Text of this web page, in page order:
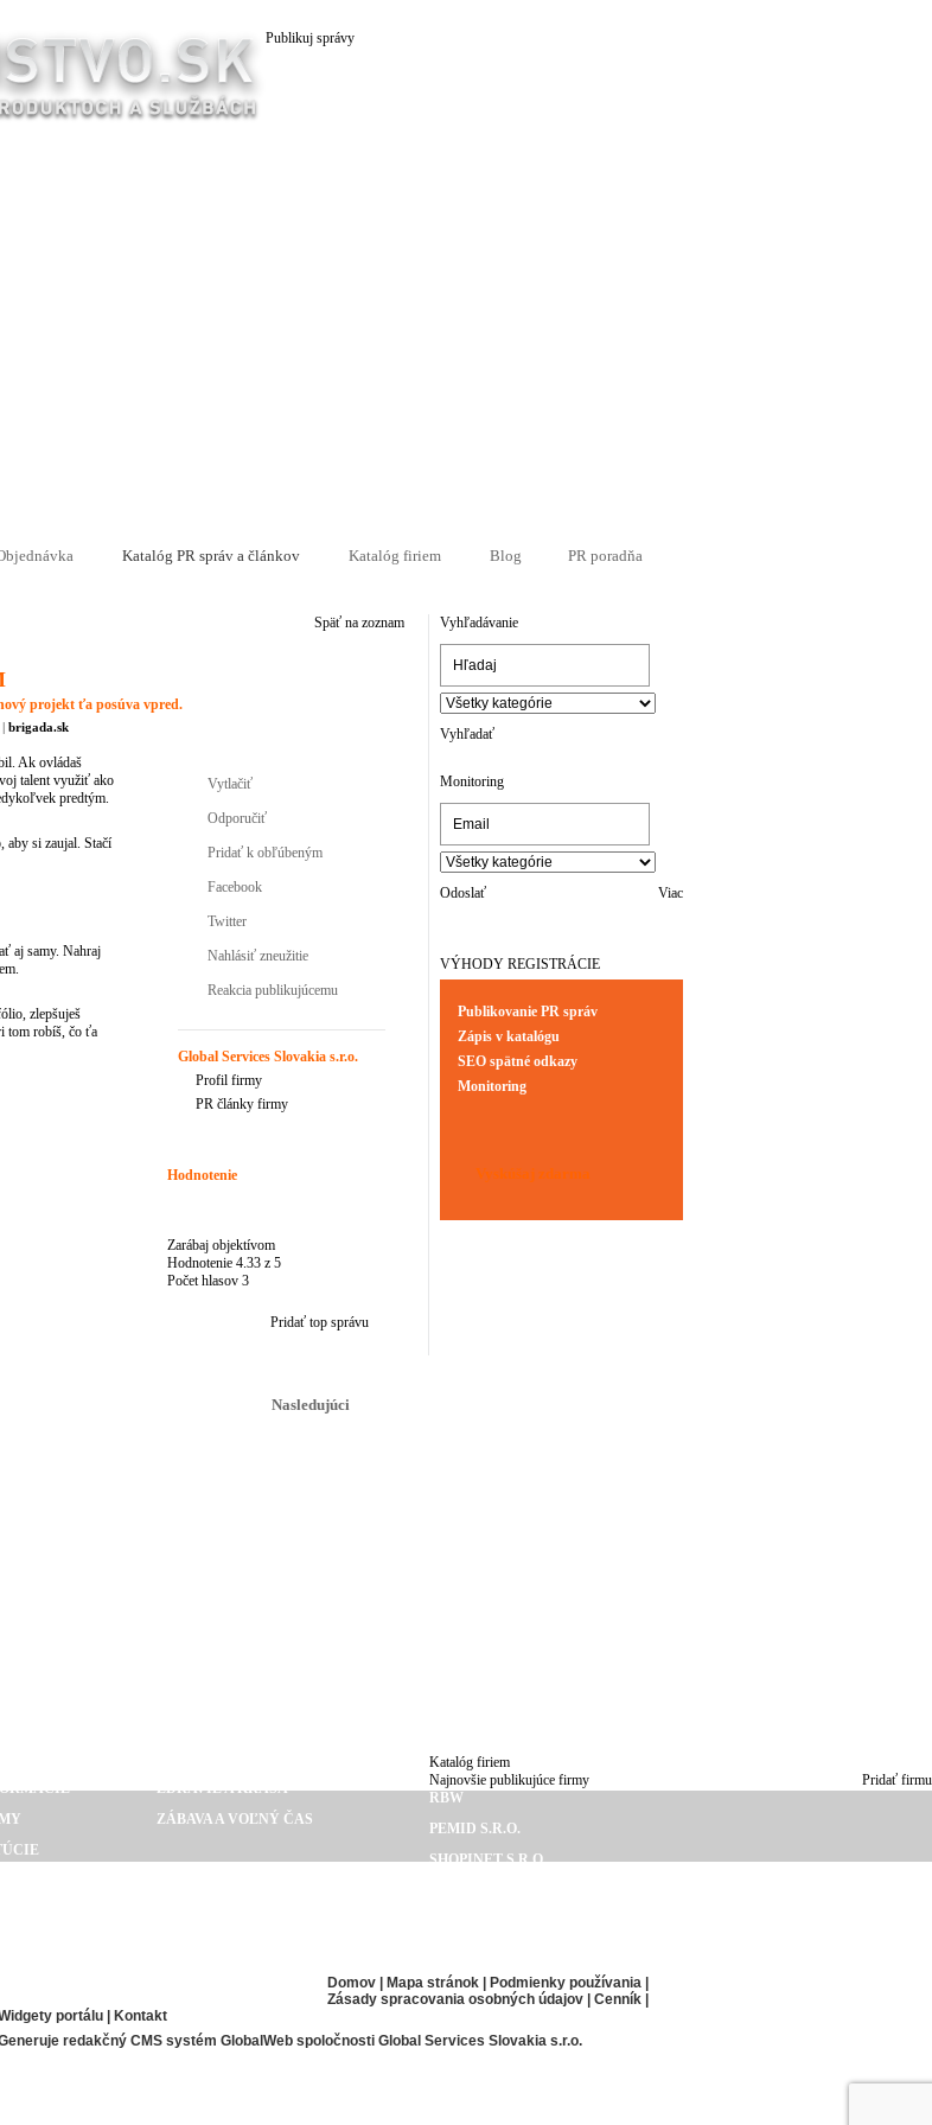
Publikuj správy
Katalóg PR správ a článkov Katalóg firiem Blog PR poradňa
Späť na zoznam
projekt ťa posúva vpred.
| brigada.sk
Ak ovládaš
talent využiť ako
predtým.
aby si zaujal. Stačí
aj samy. Nahraj
zlepšuješ
tom robíš, čo ťa
Vytlačiť
Odporučiť
Pridať k obľúbeným
Facebook
Twitter
Nahlásiť zneužitie
Reakcia publikujúcemu
Global Services Slovakia s.r.o.
Profil firmy
PR články firmy
Hodnotenie
Zarábaj objektívom
Hodnotenie 4.33 z 5
Počet hlasov 3
Pridať top správu
Nasledujúci
Vyhľadávanie
Vyhľadať
Monitoring
Odoslať Viac
VÝHODY REGISTRÁCIE
Publikovanie PR správ
Zápis v katalógu
SEO spätné odkazy
Monitoring
Vyskúšaj zdarma
ZDRAVIE A KRÁSA
ZÁBAVA A VOĽNÝ ČAS
Katalóg firiem
Najnovšie publikujúce firmy
Pridať firmu
RBW
PEMID S.R.O.
SHOPINET S.R.O.
Domov Mapa stránok Podmienky používania
Zásady spracovania osobných údajov
Cenník
portálu
Kontakt
redakčný CMS systém GlobalWeb spoločnosti Global Services Slovakia s.r.o.